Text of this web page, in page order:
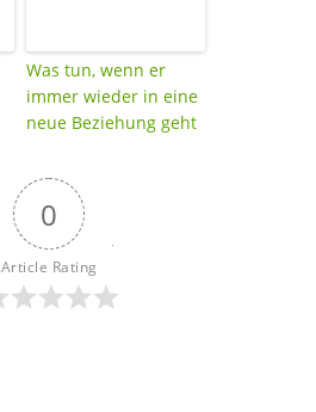
Was tun, wenn er
immer wieder in eine
neue Beziehung geht
0
Article Rating